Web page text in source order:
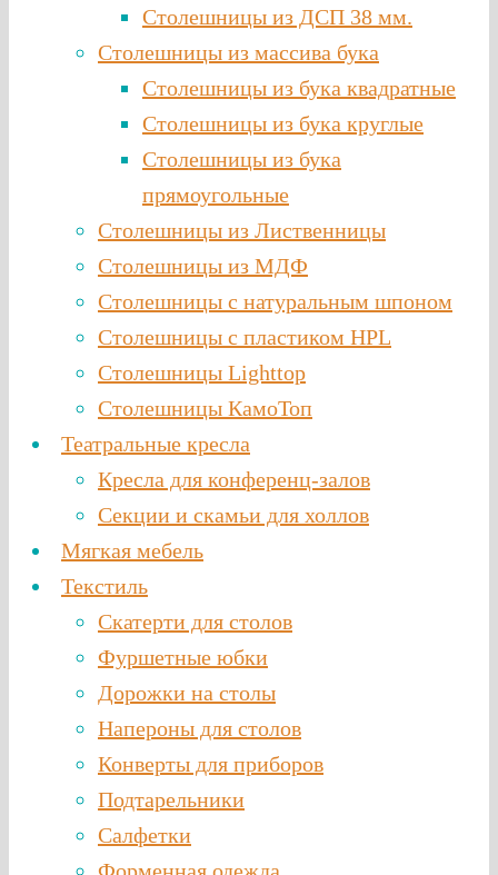
Столешницы из ДСП 38 мм.
Столешницы из массива бука
Столешницы из бука квадратные
Столешницы из бука круглые
Столешницы из бука
прямоугольные
Столешницы из Лиственницы
Столешницы из МДФ
Столешницы с натуральным шпоном
Столешницы c пластиком HPL
Столешницы Lighttop
Столешницы КамоТоп
Театральные кресла
Кресла для конференц-залов
Секции и скамьи для холлов
Мягкая мебель
Текстиль
Скатерти для столов
Фуршетные юбки
Дорожки на столы
Напероны для столов
Конверты для приборов
Подтарельники
Салфетки